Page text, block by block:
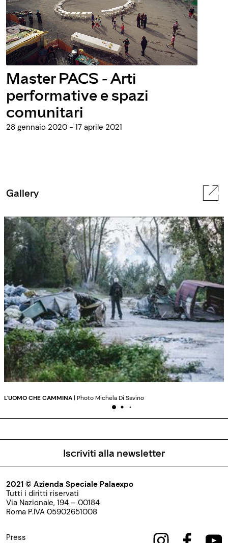
Master PACS - Arti
performative e spazi
comunitari
28 gennaio 2020 - 17 aprile 2021
Gallery
L'UOMO CHE CAMMINA| Photo Michela Di Savino
Iscriviti alla newsletter
2021 © Azienda Speciale Palaexpo
Tutti i diritti riservati
Via Nazionale, 194 – 00184
Roma P.IVA 05902651008
Press